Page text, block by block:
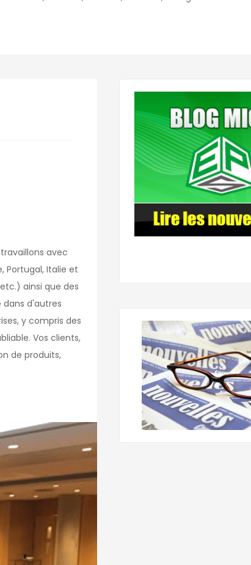
avec
Portugal, Italie et
ainsi que des
dans d'autres
y compris des
Vos clients,
de produits,